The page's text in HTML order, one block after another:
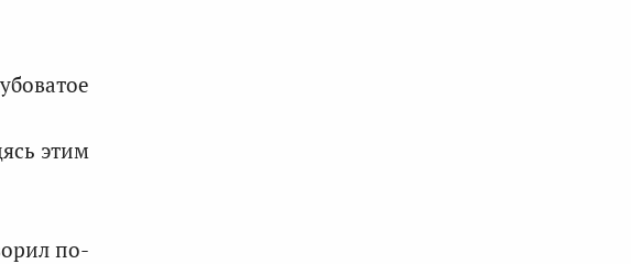
этим
по-